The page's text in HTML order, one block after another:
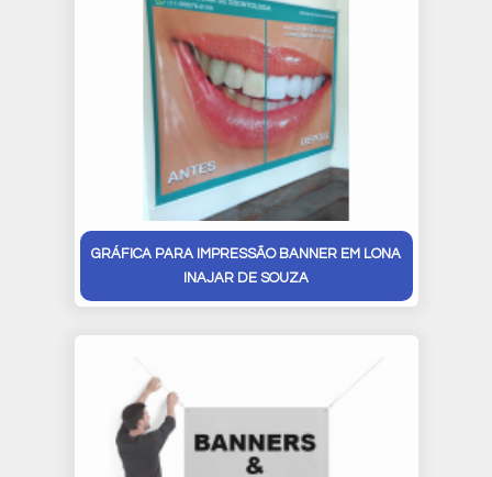
GRÁFICA PARA IMPRESSÃO BANNER EM LONA
INAJAR DE SOUZA